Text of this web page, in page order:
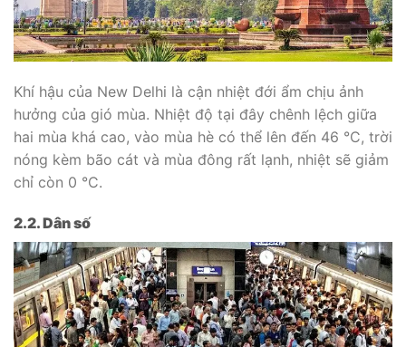
Khí hậu của New Delhi là cận nhiệt đới ẩm chịu ảnh
hưởng của gió mùa. Nhiệt độ tại đây chênh lệch giữa
hai mùa khá cao, vào mùa hè có thể lên đến 46 °C, trời
nóng kèm bão cát và mùa đông rất lạnh, nhiệt sẽ giảm
chỉ còn 0 °C.
2.2. Dân số